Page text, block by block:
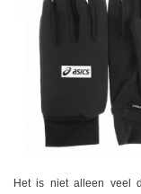
Het is niet alleen veel